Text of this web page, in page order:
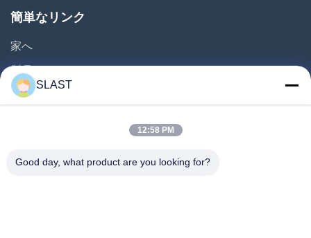
簡単なリンク
家へ
製品
ビデオ
品質管理
SLAST
12:58 PM
Good day, what product are you looking for?